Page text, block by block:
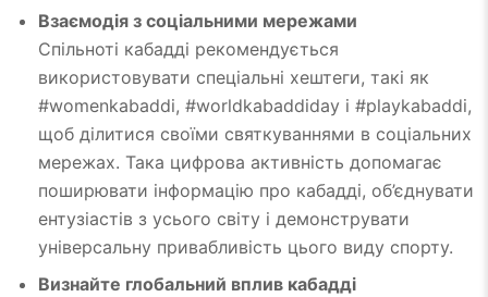
Взаємодія з соціальними мережами
Спільноті кабадді рекомендується
використовувати спеціальні хештеги, такі як
#womenkabaddi, #worldkabaddiday і #playkabaddi,
щоб ділитися своїми святкуваннями в соціальних
мережах. Така цифрова активність допомагає
поширювати інформацію про кабадді, об’єднувати
ентузіастів з усього світу і демонструвати
універсальну привабливість цього виду спорту.
Визнайте глобальний вплив кабадді